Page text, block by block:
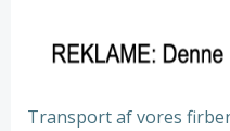
Transport af vores